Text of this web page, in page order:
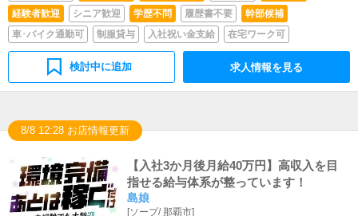
経験者歓迎
シニア歓迎 学歴不問 履歴書不要
幹部候補
車･バイク通勤可
制服貸与 入社祝い金支給 在宅ワーク可
検討中に追加 求人情報を見る
8/8 12:28 お店情報更新
【入社3か月後月給40万円】高収入を目
指せる給与体系が整っています！
島娘
[ソープ/那覇市]